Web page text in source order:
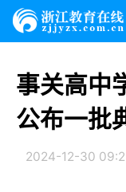
事关高中
公布一批
2024-12-30